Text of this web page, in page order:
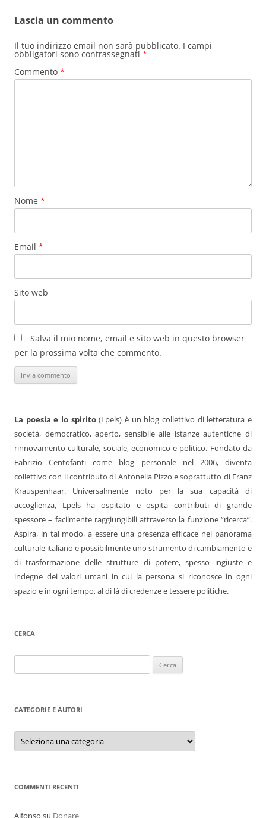
Lascia un commento
Il tuo indirizzo email non sarà pubblicato. I campi
obbligatori sono contrassegnati *
Commento *
Nome *
Email *
Sito web
Salva il mio nome, email e sito web in questo browser
per la prossima volta che commento.
La poesia e lo spirito(Lpels) è un blog collettivo di letteratura e
società, democratico, aperto, sensibile alle istanze autentiche di
rinnovamento culturale, sociale, economico e politico. Fondato da
Fabrizio Centofanti come blog personale nel 2006, diventa
collettivo con il contributo di Antonella Pizzo e soprattutto di Franz
Krauspenhaar. Universalmente noto per la sua capacità di
accoglienza, Lpels ha ospitato e ospita contributi di grande
spessore – facilmente raggiungibili attraverso la funzione “ricerca”.
Aspira, in tal modo, a essere una presenza efficace nel panorama
culturale italiano e possibilmente uno strumento di cambiamento e
di trasformazione delle strutture di potere, spesso ingiuste e
indegne dei valori umani in cui la persona si riconosce in ogni
spazio e in ogni tempo, al di là di credenze e tessere politiche.
CERCA
per:
CATEGORIE E AUTORI
Categorie
autori
COMMENTI RECENTI